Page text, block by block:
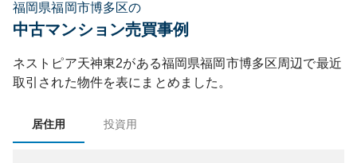
福岡県福岡市博多区の
中古マンション売買事例
ネストピア天神東2がある福岡県福岡市博多区周辺で最近
取引された物件を表にまとめました。
居住用 投資用